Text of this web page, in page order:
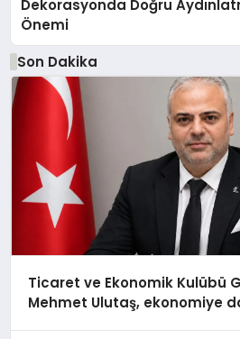
Dekorasyonda Doğru
Önemi
Son Dakika
Ticaret ve Ekonomik Kulübü
Mehmet Ulutaş, ekonomiye